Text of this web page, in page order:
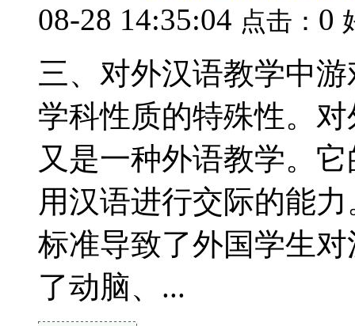
08-28 14:35:04 点击： 0
三、对外汉语教学中
学科性质的特殊性。
又是一种外语教学。
用汉语进行交际的能
标准导致了外国学生
了动脑、...